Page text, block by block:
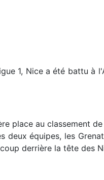
1, Nice a été battu
place au classement
deux équipes, les
derrière la tête des